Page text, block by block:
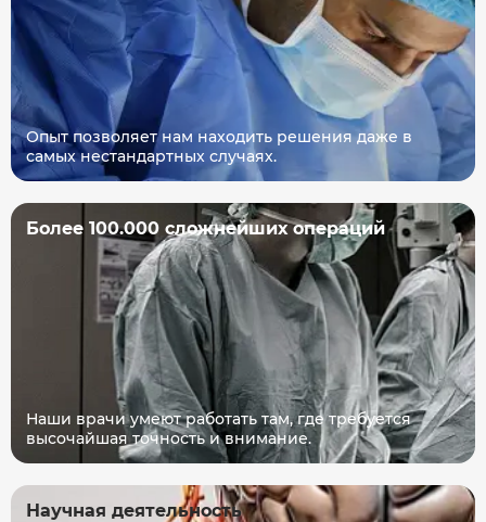
Опыт позволяет нам находить решения даже в
самых нестандартных случаях.
Более 100.000 сложнейших операций
Наши врачи умеют работать там, где требуется
высочайшая точность и внимание.
Научная деятельность